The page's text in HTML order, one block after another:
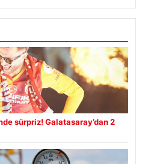
sürpriz! Galatasaray’dan 2